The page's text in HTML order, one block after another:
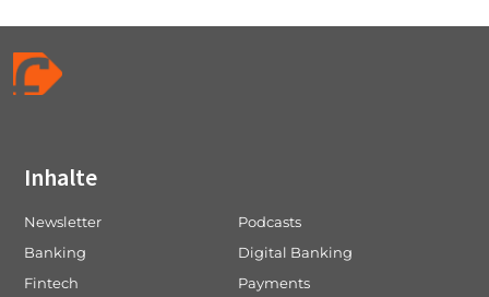
Inhalte
Newsletter
Podcasts
Banking
Digital Banking
Fintech
Payments